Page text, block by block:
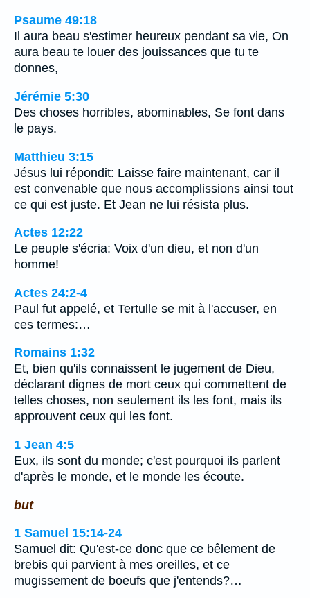
Psaume 49:18
Il aura beau s'estimer heureux pendant sa vie, On
aura beau te louer des jouissances que tu te
donnes,
Jérémie 5:30
Des choses horribles, abominables, Se font dans
le pays.
Matthieu 3:15
Jésus lui répondit: Laisse faire maintenant, car il
est convenable que nous accomplissions ainsi tout
ce qui est juste. Et Jean ne lui résista plus.
Actes 12:22
Le peuple s'écria: Voix d'un dieu, et non d'un
homme!
Actes 24:2-4
Paul fut appelé, et Tertulle se mit à l'accuser, en
ces termes:…
Romains 1:32
Et, bien qu'ils connaissent le jugement de Dieu,
déclarant dignes de mort ceux qui commettent de
telles choses, non seulement ils les font, mais ils
approuvent ceux qui les font.
1 Jean 4:5
Eux, ils sont du monde; c'est pourquoi ils parlent
d'après le monde, et le monde les écoute.
but
1 Samuel 15:14-24
Samuel dit: Qu'est-ce donc que ce bêlement de
brebis qui parvient à mes oreilles, et ce
mugissement de boeufs que j'entends?…